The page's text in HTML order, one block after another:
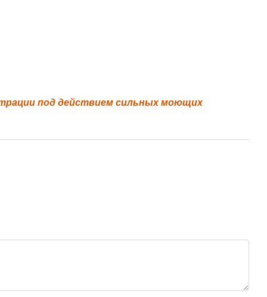
под действием сильных моющих